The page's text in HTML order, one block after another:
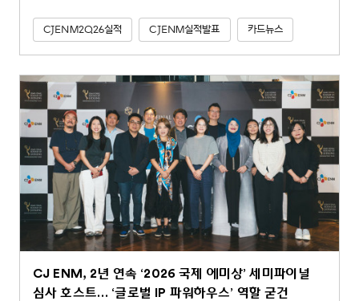
CJENM2Q26실적 CJENM실적발표 카드뉴스
CJ ENM, 2년 연속 ‘2026 국제 에미상’ 세미파이널
심사 호스트… ‘글로벌 IP 파워하우스’ 역할 굳건